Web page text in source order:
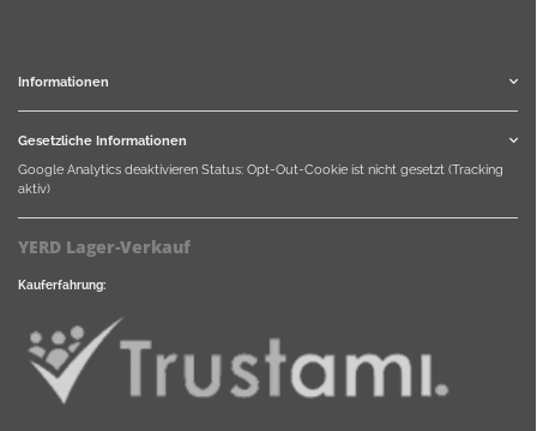
Informationen
Gesetzliche Informationen
Google Analytics deaktivieren Status: Opt-Out-Cookie ist nicht gesetzt (Tracking
aktiv)
YERD Lager-Verkauf
Kauferfahrung: